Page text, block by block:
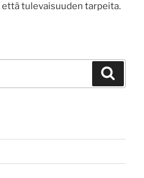
tulevaisuuden tarpeita.